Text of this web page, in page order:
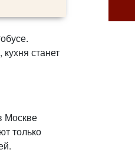
станет
Москве
только